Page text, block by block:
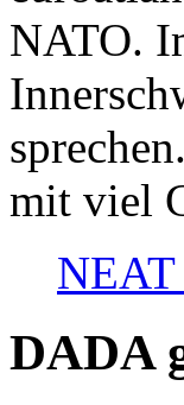
NATO.
mit viel
DADA